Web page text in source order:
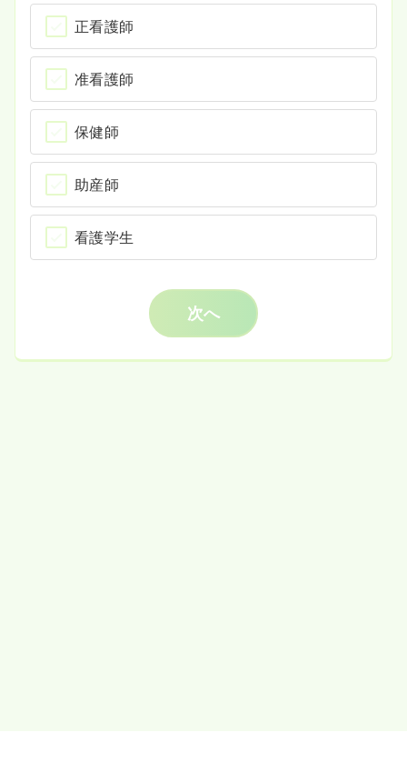
正看護師
准看護師
保健師
助産師
看護学生
次へ